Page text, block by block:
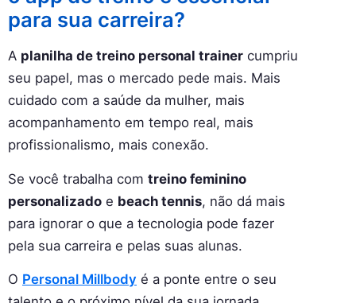
para sua carreira?
A planilha de treino personal trainer cumpriu
seu papel, mas o mercado pede mais. Mais
cuidado com a saúde da mulher, mais
acompanhamento em tempo real, mais
profissionalismo, mais conexão.
Se você trabalha com treino feminino
personalizado e beach tennis, não dá mais
para ignorar o que a tecnologia pode fazer
pela sua carreira e pelas suas alunas.
O Personal Millbody é a ponte entre o seu